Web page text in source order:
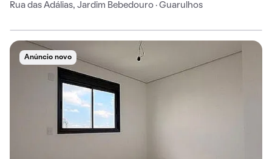
Rua das Adálias, Jardim Bebedouro · Guarulhos
Anúncio novo